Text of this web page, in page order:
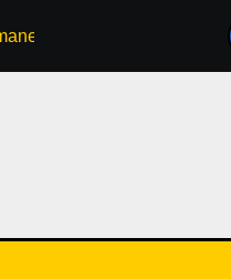
convertirse en familia